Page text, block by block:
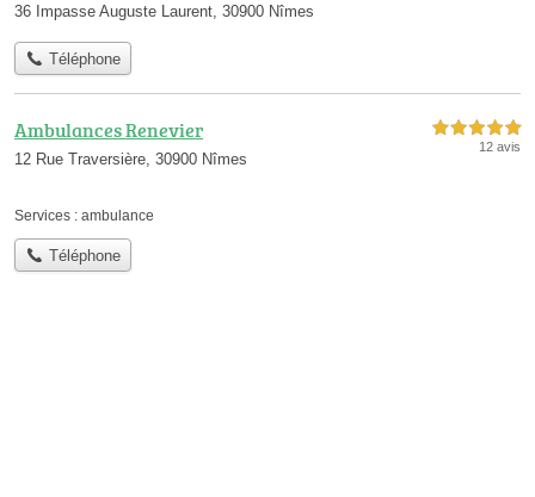
36 Impasse Auguste Laurent, 30900 Nîmes
Téléphone
Ambulances Renevier
12 Rue Traversière, 30900 Nîmes
5,0 étoiles sur 5
12 avis
Services : ambulance
Téléphone